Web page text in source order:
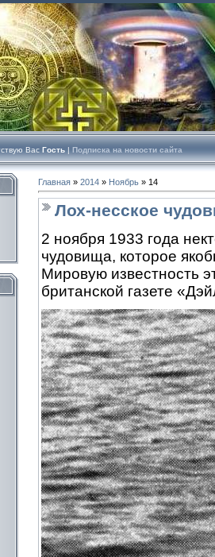
Вас Гость | Подписка на новости сайта
Главная » 2014 » Ноябрь » 14
Лох-несское
2 ноября 1933 года
чудовища, которое
Мировую известность
британской газете